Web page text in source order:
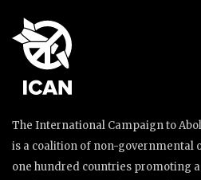
The International Campaign to
is a coalition of non-governmental
one hundred countries promoting